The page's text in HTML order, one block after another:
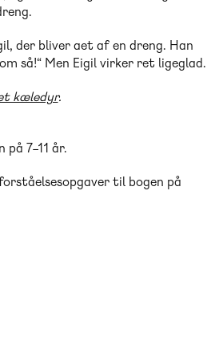
der bliver aet af en dreng. Han
så!“ Men Eigil virker ret ligeglad.
kæledyr.
7–11 år.
til bogen på